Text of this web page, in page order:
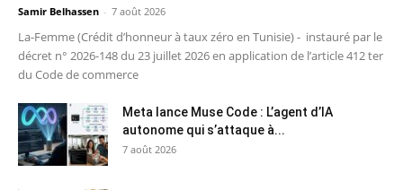
Samir Belhassen - 7 août 2026
La-Femme (Crédit d’honneur à taux zéro en Tunisie) - instauré par le
décret n° 2026-148 du 23 juillet 2026 en application de l’article 412 ter
du Code de commerce
Meta lance Muse Code : L’agent d’IA
autonome qui s’attaque à...
7 août 2026